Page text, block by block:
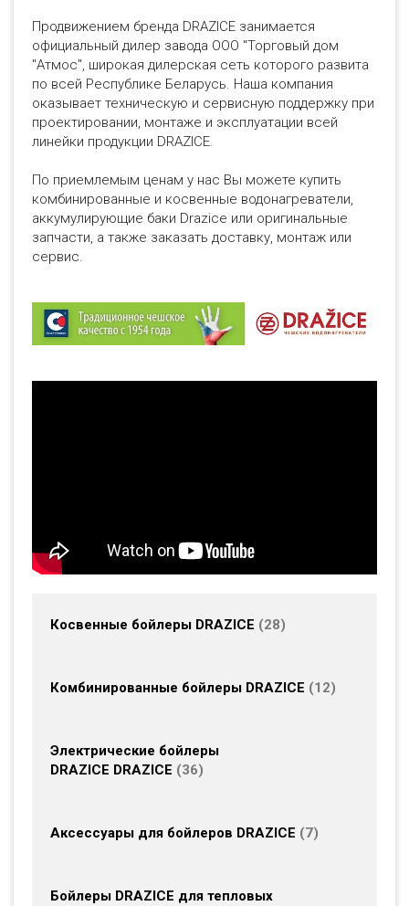
Продвижением бренда DRAZICE занимается
официальный дилер завода ООО "Торговый дом
"Атмос", широкая дилерская сеть которого развита
по всей Республике Беларусь. Наша компания
оказывает техническую и сервисную поддержку при
проектировании, монтаже и эксплуатации всей
линейки продукции DRAZICE.
По приемлемым ценам у нас Вы можете купить
комбинированные и косвенные водонагреватели,
аккумулирующие баки Drazice или оригинальные
запчасти, а также заказать доставку, монтаж или
сервис.
Косвенные бойлеры DRAZICE 28
Комбинированные бойлеры DRAZICE 12
Электрические бойлеры
DRAZICE DRAZICE
36
Аксессуары для бойлеров DRAZICE 7
Бойлеры DRAZICE для тепловых